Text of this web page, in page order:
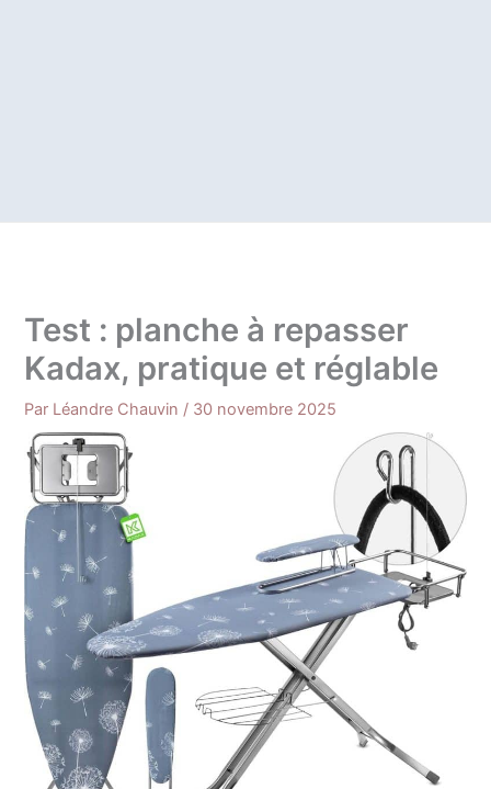
Test : planche à repasser
Kadax, pratique et réglable
Par Léandre Chauvin / 30 novembre 2025